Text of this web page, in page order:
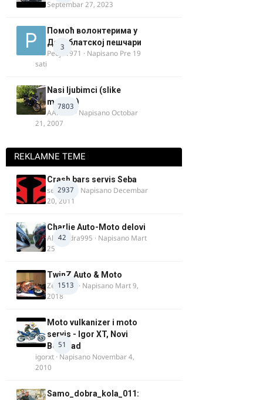
Septembar 27, 2023
3
Помоћ волонтерима у
Делиблатској пешчари
Pedja1971 · Napisano Pre 19
sati
7803
Nasi ljubimci (slike
motora)
AArnold · NapisanoOctobar
21, 2007
REKLAMNE TEME
2937
Crash bars servis Seba
seba011 · Napisano Decembar
20, 2011
42
Charlie Auto-Moto delovi
Alexandra995 · Napisano Mart
25
1513
TwinZ Auto & Moto
Zeljkamp · Napisano Mart 9,
2018
51
Moto vulkanizer i moto
servis - Igor XT, Novi
Beograd
igorxt · Napisano Novembar 4,
2010
Samo_dobra_kola_011: